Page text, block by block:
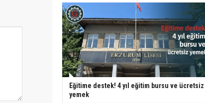
Eğitime destek! 4 yıl eğitim bursu ve ücretsiz
yemek